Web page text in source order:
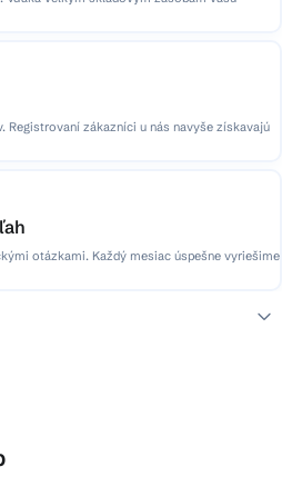
Registrovaní zákazníci u nás navyše získavajú
otázkami. Každý mesiac úspešne vyriešime